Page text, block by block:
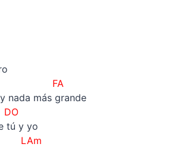
nada más grande
tú y yo